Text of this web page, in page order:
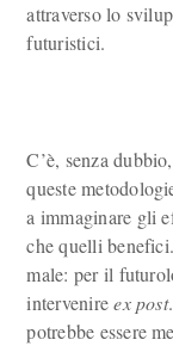
attraverso lo
futuristici.
C’è, senza
queste
a immaginare gli
che quelli
male: per il
intervenireex post
potrebbe essere